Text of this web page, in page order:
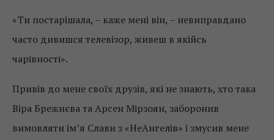
«Ти постарішала, – каже мені він, – невиправдано
часто дивишся телевізор, живеш в якійсь
чарівності».
Привів до мене своїх друзів, які не знають, хто така
Віра Брежнєва та Арсен Мірзоян, заборонив
вимовляти ім’я Слави з «НеАнгелів» і змусив мене